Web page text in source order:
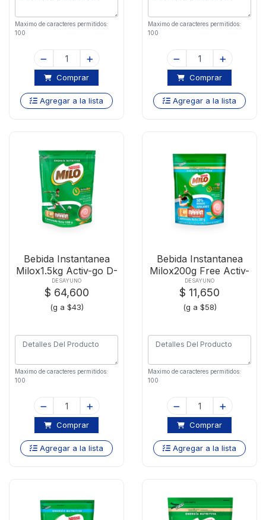
Maximo de caracteres permitidos:
100
Comprar
Agregar a la lista
Maximo de caracteres permitidos:
100
Comprar
Agregar a la lista
Bebida Instantanea
Milox1.5kg Activ-go D-
p Zipper
DESAYUNO
$ 64,600
(g a $43)
Maximo de caracteres permitidos:
100
Comprar
Agregar a la lista
Bebida Instantanea
Milox200g Free Activ-
go
DESAYUNO
$ 11,650
(g a $58)
Maximo de caracteres permitidos:
100
Comprar
Agregar a la lista